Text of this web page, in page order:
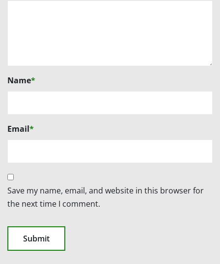
Name*
Email*
Save my name, email, and website in this browser for
the next time I comment.